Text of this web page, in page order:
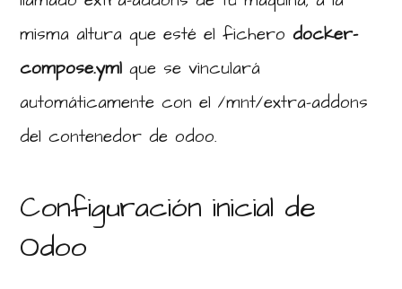
misma altura que esté el ficherodocker-
compose.ymlque se vinculará
automáticamente con el /mnt/extra-addons
del contenedor de odoo.
Configuración inicial de
Odoo